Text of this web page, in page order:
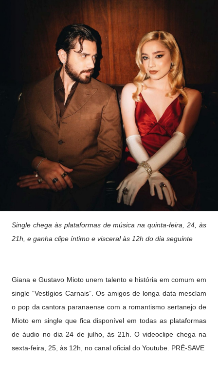
Single chega às plataformas de música na quinta-feira, 24, às
21h, e ganha clipe íntimo e visceral às 12h do dia seguinte
Giana e Gustavo Mioto unem talento e história em comum em
single “Vestígios Carnais”. Os amigos de longa data mesclam
o pop da cantora paranaense com a romantismo sertanejo de
Mioto em single que fica disponível em todas as plataformas
de áudio no dia 24 de julho, às 21h. O videoclipe chega na
sexta-feira, 25, às 12h, no canal oficial do Youtube. PRÉ-SAVE